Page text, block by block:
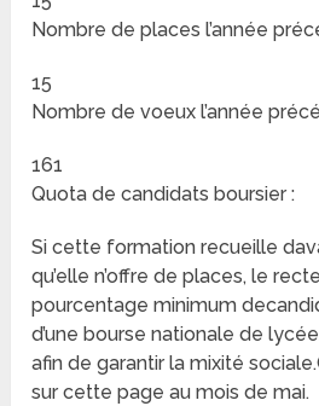
Nombre de places l’année
15
Nombre de voeux l’année
161
Quota de candidats boursier :
Si cette formation recueille
qu’elle n’offre de places, le
pourcentage minimum
d’une bourse nationale de
afin de garantir la mixité
sur cette page au mois de mai.